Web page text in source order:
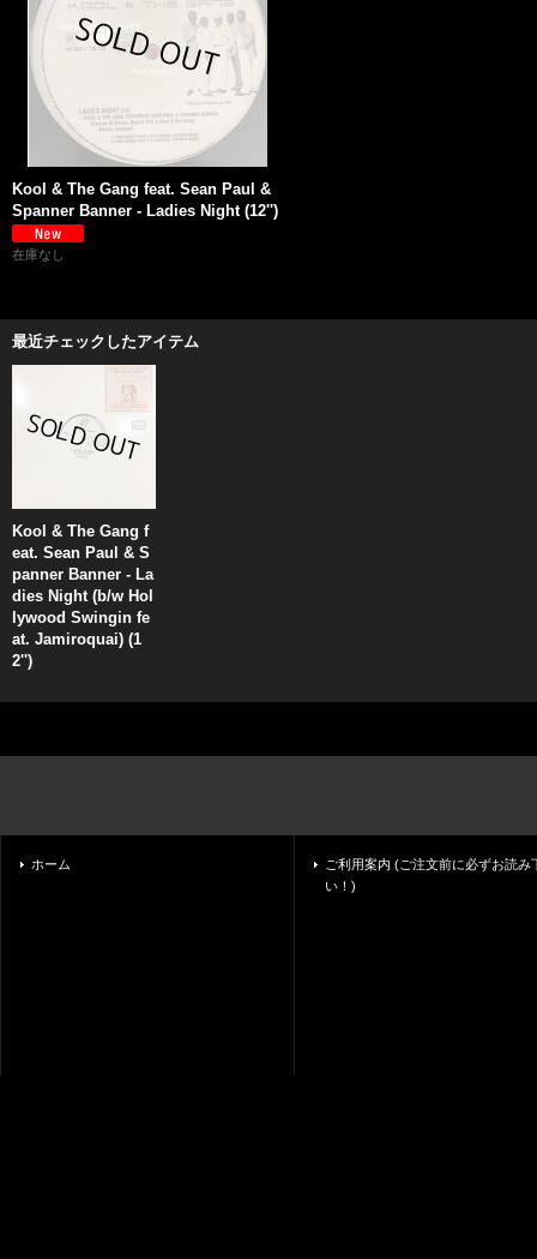
Kool & The Gang feat. Sean Paul &
Spanner Banner - Ladies Night (12'')
在庫なし
最近チェックしたアイテム
Kool & The Gang f
eat. Sean Paul & S
panner Banner - La
dies Night (b/w Hol
lywood Swingin fe
at. Jamiroquai) (1
2'')
ホーム
ご利用案内 (ご注文前に必ずお読み
い！)